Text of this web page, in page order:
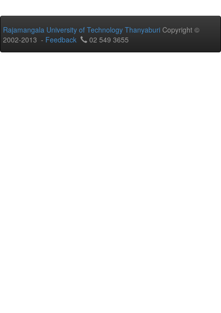
Rajamangala University of Technology Thanyaburi Copyright ©
2002-2013 - Feedback 02 549 3655